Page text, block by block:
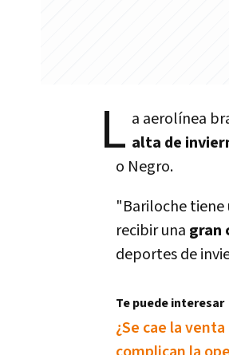
L a aerolí­nea
alta de
o Negro.
"Bariloche tiene
recibir una gran
deportes de
Te puede interesar
¿Se cae la